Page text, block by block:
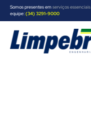
Somos presentes emserviços essenciais
equipe:(34) 3291-9000